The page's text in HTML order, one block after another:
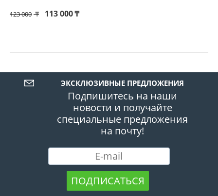
123 000 ₸ 113 000₸
ЭКСКЛЮЗИВНЫЕ ПРЕДЛОЖЕНИЯ
Подпишитесь на наши
новости и получайте
специальные предложения
на почту!
ПОДПИСАТЬСЯ